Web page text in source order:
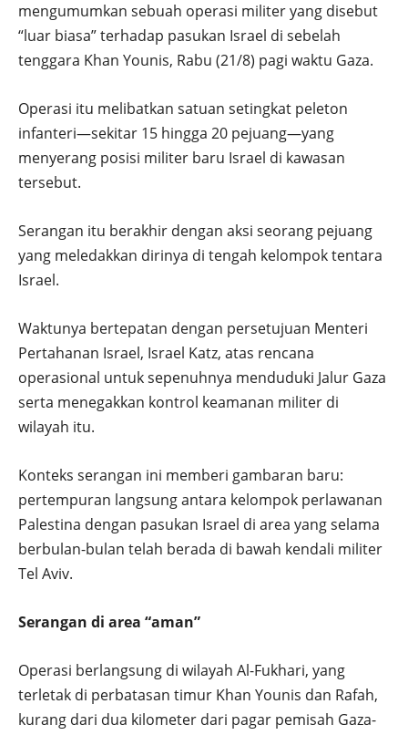
mengumumkan sebuah operasi militer yang disebut
“luar biasa” terhadap pasukan Israel di sebelah
tenggara Khan Younis, Rabu (21/8) pagi waktu Gaza.
Operasi itu melibatkan satuan setingkat peleton
infanteri—sekitar 15 hingga 20 pejuang—yang
menyerang posisi militer baru Israel di kawasan
tersebut.
Serangan itu berakhir dengan aksi seorang pejuang
yang meledakkan dirinya di tengah kelompok tentara
Israel.
Waktunya bertepatan dengan persetujuan Menteri
Pertahanan Israel, Israel Katz, atas rencana
operasional untuk sepenuhnya menduduki Jalur Gaza
serta menegakkan kontrol keamanan militer di
wilayah itu.
Konteks serangan ini memberi gambaran baru:
pertempuran langsung antara kelompok perlawanan
Palestina dengan pasukan Israel di area yang selama
berbulan-bulan telah berada di bawah kendali militer
Tel Aviv.
Serangan di area “aman”
Operasi berlangsung di wilayah Al-Fukhari, yang
terletak di perbatasan timur Khan Younis dan Rafah,
kurang dari dua kilometer dari pagar pemisah Gaza-